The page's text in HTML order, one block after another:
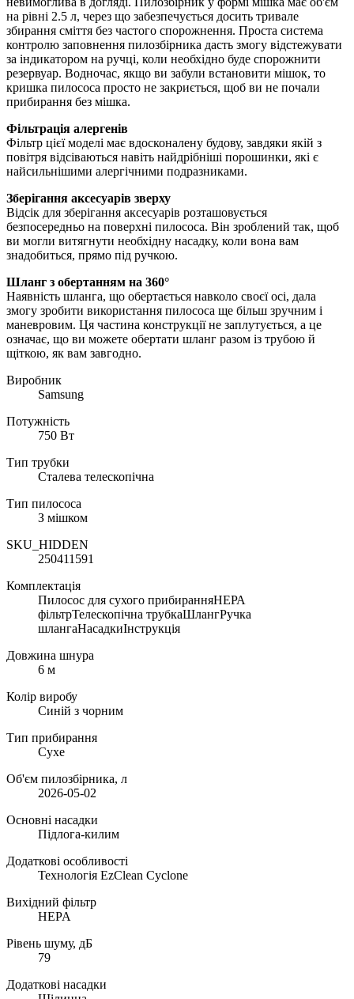
на рівні 2.5 л, через що забезпечується досить тривале
збирання сміття без частого спорожнення. Проста система
контролю заповнення пилозбірника дасть змогу відстежувати
за індикатором на ручці, коли необхідно буде спорожнити
резервуар. Водночас, якщо ви забули встановити мішок, то
кришка пилососа просто не закриється, щоб ви не почали
прибирання без мішка.
Фільтрація алергенів
Фільтр цієї моделі має вдосконалену будову, завдяки якій з
повітря відсіваються навіть найдрібніші порошинки, які є
найсильнішими алергічними подразниками.
Зберігання аксесуарів зверху
Відсік для зберігання аксесуарів розташовується
безпосередньо на поверхні пилососа. Він зроблений так, щоб
ви могли витягнути необхідну насадку, коли вона вам
знадобиться, прямо під ручкою.
Шланг з обертанням на 360°
Наявність шланга, що обертається навколо своєї осі, дала
змогу зробити використання пилососа ще більш зручним і
маневровим. Ця частина конструкції не заплутується, а це
означає, що ви можете обертати шланг разом із трубою й
щіткою, як вам завгодно.
Виробник
Samsung
Потужність
750 Вт
Тип трубки
Сталева телескопічна
Тип пилососа
З мішком
SKU_HIDDEN
250411591
Комплектація
Пилосос для сухого прибиранняНЕРА
фільтрТелескопічна трубкаШлангРучка
шлангаНасадкиІнструкція
Довжина шнура
6 м
Колір виробу
Синій з чорним
Тип прибирання
Сухе
Об'єм пилозбірника, л
2026-05-02
Основні насадки
Підлога-килим
Додаткові особливості
Технологія EzClean Cyclone
Вихідний фільтр
HEPA
Рівень шуму, дБ
79
Додаткові насадки